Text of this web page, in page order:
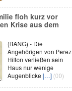
floh kurz vor
Krise aus dem
(BANG) - Die
Angehörigen von Perez
Hilton verließen sein
Haus nur wenige
Augenblicke […] (00)